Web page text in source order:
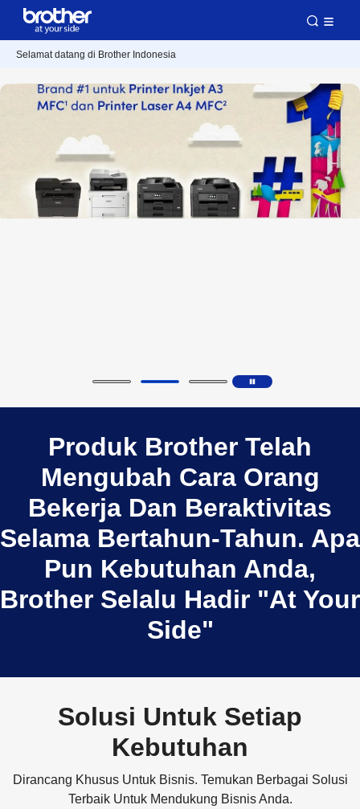
Selamat datang di Brother Indonesia
Produk Brother Telah
Mengubah Cara Orang
Bekerja Dan Beraktivitas
Selama Bertahun-Tahun. Apa
Pun Kebutuhan Anda,
Brother Selalu Hadir "At Your
Side"
Solusi Untuk Setiap
Kebutuhan
Dirancang Khusus Untuk Bisnis. Temukan Berbagai Solusi
Terbaik Untuk Mendukung Bisnis Anda.